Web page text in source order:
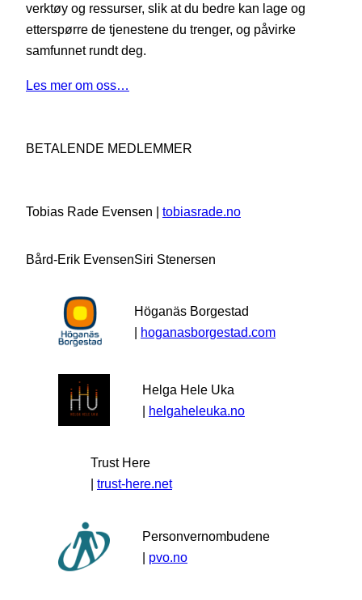
verktøy og ressurser, slik at du bedre kan lage og
etterspørre de tjenestene du trenger, og påvirke
samfunnet rundt deg.
Les mer om oss…
BETALENDE MEDLEMMER
Tobias Rade Evensen | tobiasrade.no
Bård-Erik EvensenSiri Stenersen
Höganäs Borgestad
| hoganasborgestad.com
Helga Hele Uka
| helgaheleuka.no
Trust Here
trust-here.net
Personvernombudene
| pvo.no